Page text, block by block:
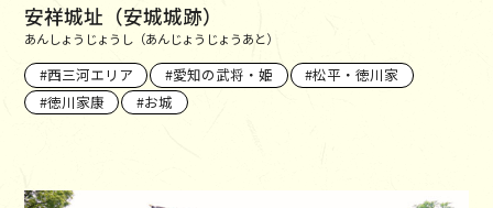
安祥城址（安城城跡）
あんしょうじょうし（あんじょうじょうあと）
西三河エリア 愛知の武将・姫
松平・徳川家
徳川家康
お城